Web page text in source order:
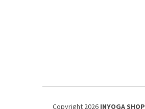
Copyright 2026 INYOGA SHOP